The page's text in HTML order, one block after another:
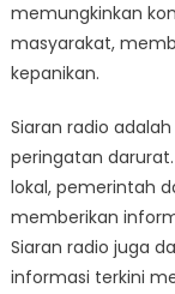
memungkinkan
masyarakat,
kepanikan.
Siaran radio
peringatan
lokal, pemerintah
memberikan
Siaran radio juga
informasi terkini